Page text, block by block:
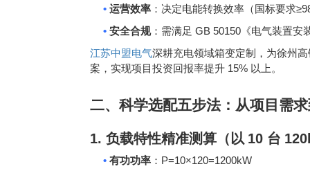
• 运营效率 ：决定电能转换效率（国标要求
• 安全合规：需满足 GB 50150 《电气装置安
江苏中盟电气深耕充电领域箱变定制，为徐州
案，实现项目投资回报率提升 15% 以上。
二、科学选配五步法：从项目需
1. 负载特性精准测算（以 10 台
• 有功功率 ： P=10×120=1200kW